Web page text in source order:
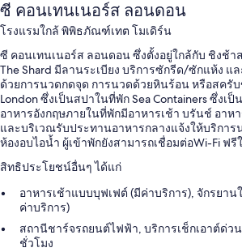
ซี คอนเทนเนอร์ส ลอนดอน
โรงแรมใกล้ พิพิธภัณฑ์เทต โมเดิร์น
ซี คอนเทนเนอร์ส ลอนดอน ซึ่งตั้งอยู่ใกล้กับ ชิงช้
The Shard มีลานระเบียง บริการซักรีด/ซักแห้ง แ
ด้วยการนวดกดจุด การนวดด้วยหินร้อน หรือสครับ
London ซึ่งเป็นสปาในที่พัก Sea Containers ซึ่งเ
อาหารอังกฤษภายในที่พักมีอาหารเช้า บรันช์ อาห
และบริเวณรับประทานอาหารกลางแจ้งให้บริการ
ห้องอบไอน้ำ ผู้เข้าพักยังสามารถเชื่อมต่อWi-Fi ฟรี
สิทธิประโยชน์อื่นๆ ได้แก่
อาหารเช้าแบบบุฟเฟต์ (มีค่าบริการ), จักรยาน
ค่าบริการ)
สถานีชาร์จรถยนต์ไฟฟ้า, บริการเช็กเอาต์ด่ว
ชั่วโมง